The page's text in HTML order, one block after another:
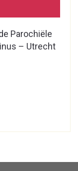
Parochiële
– Utrecht